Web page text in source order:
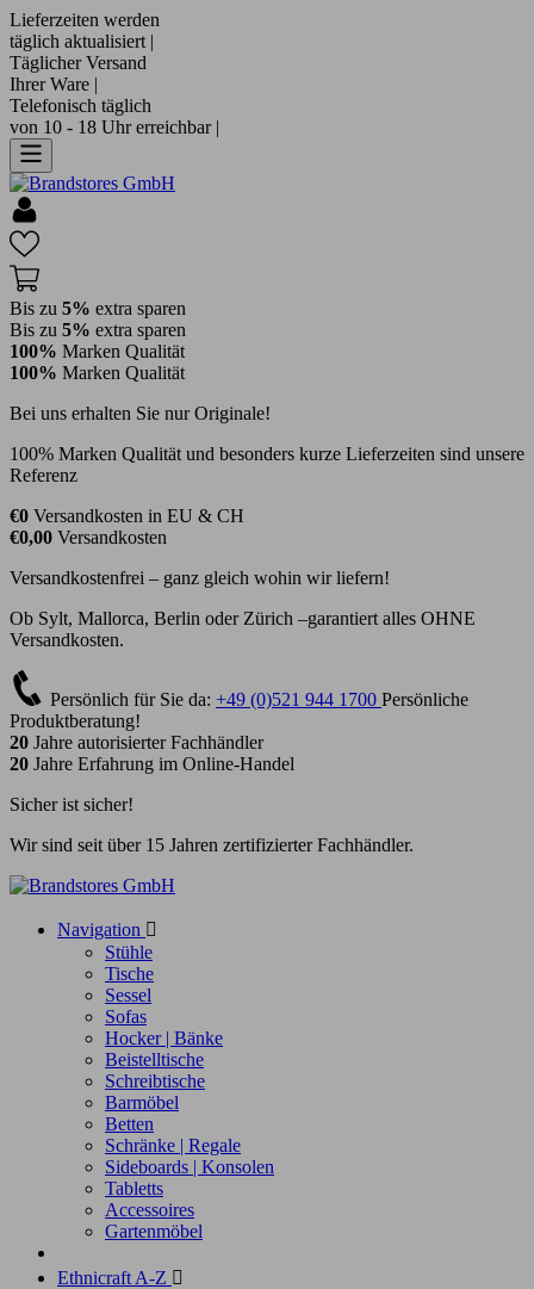
Lieferzeiten werden
täglich aktualisiert |
Täglicher Versand
Ihrer Ware |
Telefonisch täglich
von 10 - 18 Uhr erreichbar |
Bis zu 5% extra sparen
Bis zu 5% extra sparen
100% Marken Qualität
100% Marken Qualität
Bei uns erhalten Sie nur Originale!
100% Marken Qualität und besonders kurze Lieferzeiten sind unsere
Referenz
€0 Versandkosten in EU & CH
€0,00 Versandkosten
Versandkostenfrei – ganz gleich wohin wir liefern!
Ob Sylt, Mallorca, Berlin oder Zürich –garantiert alles OHNE
Versandkosten.
Persönlich für Sie da: +49 (0)521 944 1700 Persönliche
Produktberatung!
20 Jahre autorisierter Fachhändler
20 Jahre Erfahrung im Online-Handel
Sicher ist sicher!
Wir sind seit über 15 Jahren zertifizierter Fachhändler.
Navigation 
Stühle
Tische
Sessel
Sofas
Hocker | Bänke
Beistelltische
Schreibtische
Barmöbel
Betten
Schränke | Regale
Sideboards | Konsolen
Tabletts
Accessoires
Gartenmöbel
Ethnicraft A-Z 